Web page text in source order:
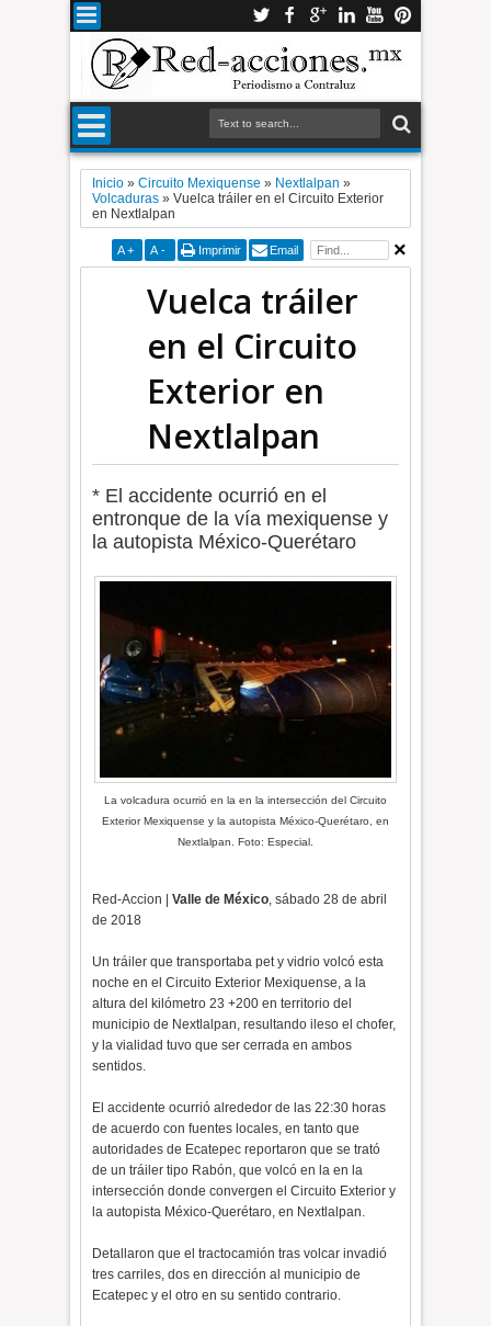
Inicio »Circuito Mexiquense » Nextlalpan »
Volcaduras »Vuelca tráiler en el Circuito Exterior
en Nextlalpan
A + A - Imprimir Email
Vuelca tráiler
en el Circuito
Exterior en
Nextlalpan
* El accidente ocurrió en el
entronque de la vía mexiquense y
la autopista México-Querétaro
La volcadura ocurrió en la en la intersección del Circuito
Exterior Mexiquense y la autopista México-Querétaro, en
Nextlalpan. Foto: Especial.
Red-Accion |Valle de México, sábado 28 de abril
de 2018
Un tráiler que transportaba pet y vidrio volcó esta
noche en el Circuito Exterior Mexiquense, a la
altura del kilómetro 23 +200 en territorio del
municipio de Nextlalpan, resultando ileso el chofer,
y la vialidad tuvo que ser cerrada en ambos
sentidos.
El accidente ocurrió alrededor de las 22:30 horas
de acuerdo con fuentes locales, en tanto que
autoridades de Ecatepec reportaron que se trató
de un tráiler tipo Rabón, que volcó en la en la
intersección donde convergen el Circuito Exterior y
la autopista México-Querétaro, en Nextlalpan.
Detallaron que el tractocamión tras volcar invadió
tres carriles, dos en dirección al municipio de
Ecatepec y el otro en su sentido contrario.